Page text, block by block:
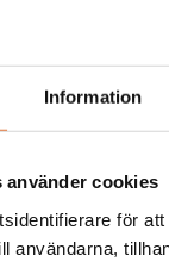
Information
använder cookies
för
användarna,